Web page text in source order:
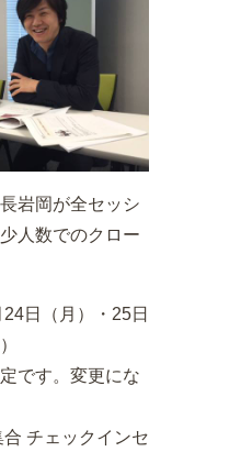
岩岡が全セッシ
人数でのクロー
日（月）・25日
です。変更にな
チェックインセ